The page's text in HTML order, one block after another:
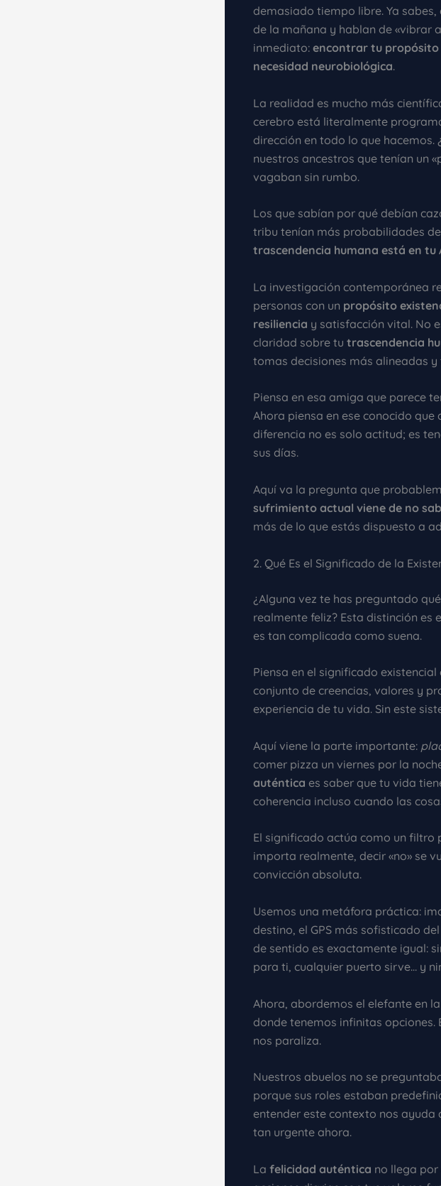
demasiado tiempo libre. Ya
de la mañana y hablan de «vibrar
inmediato: encontrar tu propósito
necesidad neurobiológica.
La realidad es mucho más
cerebro está literalmente
dirección en todo lo que hacemos.
nuestros ancestros que tenían un
vagaban sin rumbo.
Los que sabían por qué debían
tribu tenían más probabilidades
trascendencia humana está en tu
La investigación contemporánea
personas con un propósito
resiliencia y satisfacción vital. No
claridad sobre tu trascendencia
tomas decisiones más alineadas
Piensa en esa amiga que parece
Ahora piensa en ese conocido
diferencia no es solo actitud; es
sus días.
Aquí va la pregunta que
sufrimiento actual viene de no
más de lo que estás dispuesto a
2. Qué Es el Significado de la
¿Alguna vez te has preguntado
realmente feliz? Esta distinción es
es tan complicada como suena.
Piensa en el significado
conjunto de creencias, valores y
experiencia de tu vida. Sin este
Aquí viene la parte importante:
comer pizza un viernes por la
auténtica es saber que tu vida
coherencia incluso cuando las
El significado actúa como un filtro
importa realmente, decir «no» se
convicción absoluta.
Usemos una metáfora práctica:
destino, el GPS más sofisticado
de sentido es exactamente igual:
para ti, cualquier puerto sirve… y
Ahora, abordemos el elefante en
donde tenemos infinitas
nos paraliza.
Nuestros abuelos no se
porque sus roles estaban
entender este contexto nos ayuda
tan urgente ahora.
La felicidad auténtica no llega por